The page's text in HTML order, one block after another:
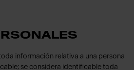
información relativa a una persona
se considera identificable toda